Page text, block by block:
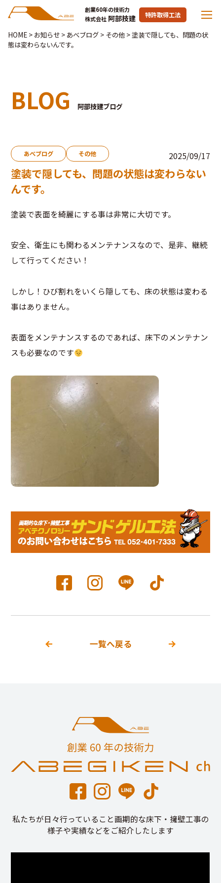
創業60年の技術力
株式会社 阿部技建 特許取得工法
HOME> お知らせ> あべブログ> その他>塗装で隠しても、問題の状
態は変わらないんです。
BLOG 阿部技建ブログ
あべブログ その他 2025/09/17
塗装で隠しても、問題の状態は変わらない
んです。
塗装で表面を綺麗にする事は非常に大切です。
安全、衛生にも関わるメンテナンスなので、是非、継続
して行ってください！
しかし！ひび割れをいくら隠しても、床の状態は変わる
事はありません。
表面をメンテナンスするのであれば、床下のメンテナン
スも必要なのです
一覧へ戻る
私たちが日々行っていること画期的な床下・擁壁工事の
様子や実績などをご紹介したします